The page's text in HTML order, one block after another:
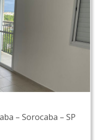
– Sorocaba – SP